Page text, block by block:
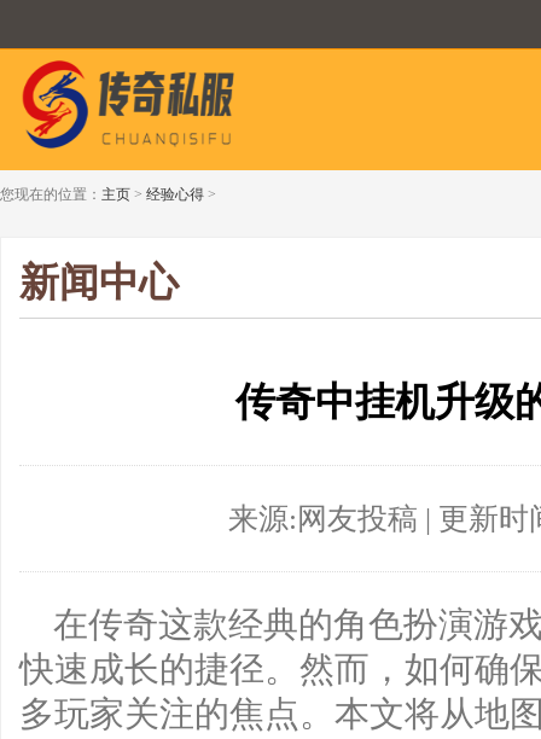
您现在的位置： 主页 > 经验心得 >
新闻中心
传奇中挂机升级
来源:网友投稿 | 更新时
在传奇这款经典的角色扮演游
快速成长的捷径。然而，如何确
多玩家关注的焦点。本文将从地